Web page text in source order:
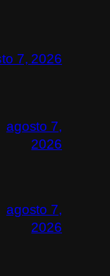
7, 2026
agosto 7,
2026
agosto 7,
2026